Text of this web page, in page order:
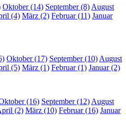
Oktober (14) September (8) August
(4) März (2) Februar (11) Januar
Oktober (17) September (10) August
(5) März (1) Februar (1) Januar (2)
(16) September (12) August
(2) März (10) Februar (16) Januar